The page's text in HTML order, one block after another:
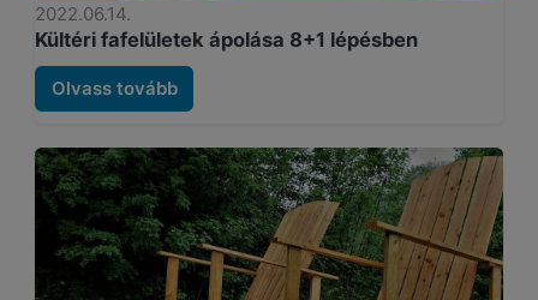
2022.06.14.
Kültéri fafelületek ápolása 8+1 lépésben
Olvass tovább